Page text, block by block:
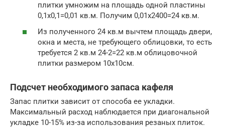
плитки умножим на площадь одной пластины
0,1х0,1=0,01 кв.м. Получим 0,01х2400=24 кв.м.
Из полученного 24 кв.м вычтем площадь двери,
окна и места, не требующего облицовки, то есть
требуется 2 кв.м 24-2=22 кв.м облицовочной
плитки размером 10х10см.
Подсчет необходимого запаса кафеля
Запас плитки зависит от способа ее укладки.
Максимальный расход наблюдается при диагональной
укладке 10-15% из-за использования резаных плиток.